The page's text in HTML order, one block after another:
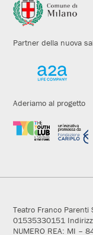
Partner della nuova
Aderiamo al progetto
Teatro Franco Parenti
01535330151
NUMERO REA: MI –